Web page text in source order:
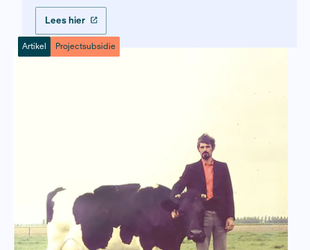
teleurstelling en trauma nog altijd sterk
de Molukse gemeenschap.
Boek Projectsubsidie